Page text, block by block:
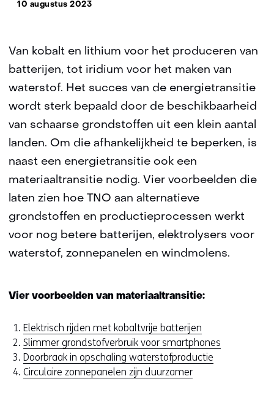
10 augustus 2023
Van kobalt en lithium voor het produceren van
batterijen, tot iridium voor het maken van
waterstof. Het succes van de energietransitie
wordt sterk bepaald door de beschikbaarheid
van schaarse grondstoffen uit een klein aantal
landen. Om die afhankelijkheid te beperken, is
naast een energietransitie ook een
materiaaltransitie nodig. Vier voorbeelden die
laten zien hoe TNO aan alternatieve
grondstoffen en productieprocessen werkt
voor nog betere batterijen, elektrolysers voor
waterstof, zonnepanelen en windmolens.
Vier voorbeelden van materiaaltransitie:
Elektrisch rijden met kobaltvrije batterijen
Slimmer grondstofverbruik voor smartphones
Doorbraak in opschaling waterstofproductie
Circulaire zonnepanelen zijn duurzamer